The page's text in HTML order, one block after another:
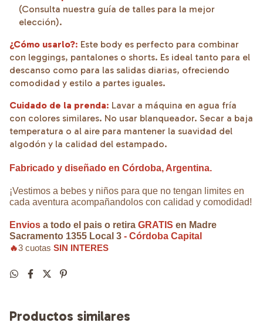
(Consulta nuestra guía de talles para la mejor
elección).
¿Cómo usarlo?: Este body es perfecto para combinar
con leggings, pantalones o shorts. Es ideal tanto para el
descanso como para las salidas diarias, ofreciendo
comodidad y estilo a partes iguales.
Cuidado de la prenda: Lavar a máquina en agua fría
con colores similares. No usar blanqueador. Secar a baja
temperatura o al aire para mantener la suavidad del
algodón y la calidad del estampado.
Fabricado y diseñado en Córdoba, Argentina.
¡Vestimos a bebes y niños para que no tengan limites en
cada aventura acompañandolos con calidad y comodidad!
Envios a todo el pais o retira GRATIS en Madre
Sacramento 1355 Local 3 - Córdoba Capital
🔥3 cuotas SIN INTERES
Productos similares